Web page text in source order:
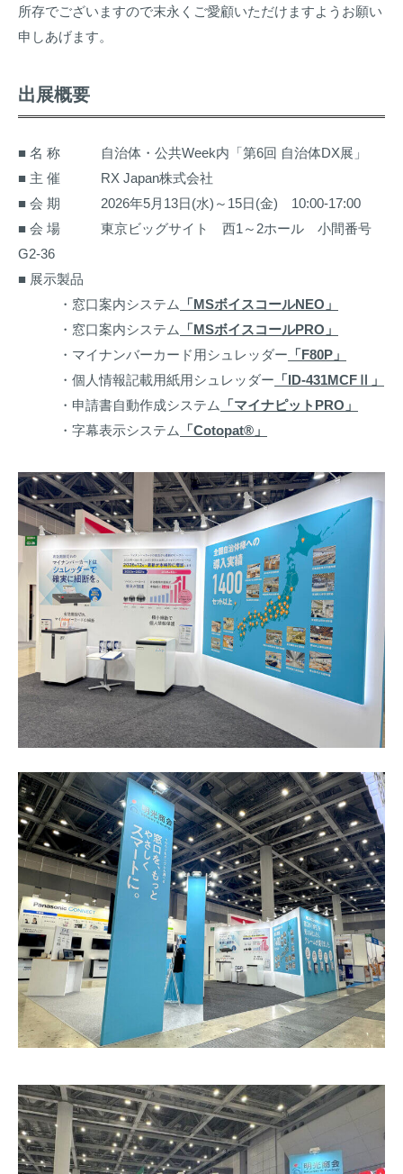
所存でございますので末永くご愛顧いただけますようお願い
申しあげます。
出展概要
■ 名 称 自治体・公共Week内「第6回 自治体DX展」
■ 主 催 RX Japan株式会社
■ 会 期 2026年5月13日(水)～15日(金) 10:00-17:00
■ 会 場 東京ビッグサイト 西1～2ホール 小間番号
G2-36
■ 展示製品
・窓口案内システム
「MSボイスコールNEO」
・窓口案内システム
「MSボイスコールPRO」
・マイナンバーカード用シュレッダー 「F80P」
・個人情報記載用紙用シュレッダー 「ID-431MCFⅡ」
・申請書自動作成システム
「マイナピットPRO」
・字幕表示システム
「Cotopat®」